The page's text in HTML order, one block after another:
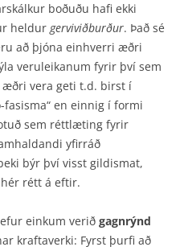
boðuðu hafi ekki
heldur gerviviðburður. Það sé
að þjóna einhverri æðri
veruleikanum fyrir því sem
vera geti t.d. birst í
fasisma“ en einnig í formi
sem réttlæting fyrir
yfirráð
býr því visst gildismat,
rétt á eftir.
einkum verið gagnrýnd
krafta­verki: Fyrst þurfi að